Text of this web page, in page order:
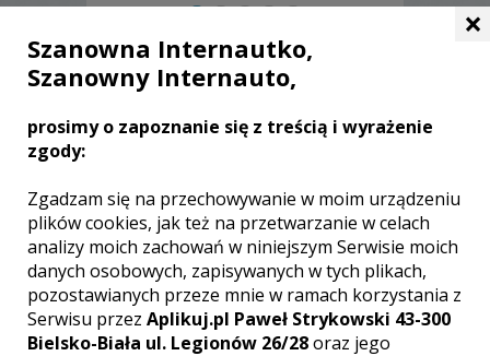
Marcin - Warszawa
Ocena:0,00 / 5
(0 opinii)
życie. Proponuję wykonanie reportażu
ślubnego w sposób pozwalający Wam
powrót do tego magicznego dnia w
każdej chwili.
Zobacz więcej
×
Szanowna Internautko,
Szanowny Internauto,
prosimy o zapoznanie się z treścią i wyrażenie
zgody:
Zgadzam się na przechowywanie w moim urządzeniu
plików cookies, jak też na przetwarzanie w celach
analizy moich zachowań w niniejszym Serwisie moich
danych osobowych, zapisywanych w tych plikach,
pozostawianych przeze mnie w ramach korzystania z
Serwisu przez Aplikuj.pl Paweł Strykowski 43-300
Bielsko-Biała ul. Legionów 26/28oraz jego